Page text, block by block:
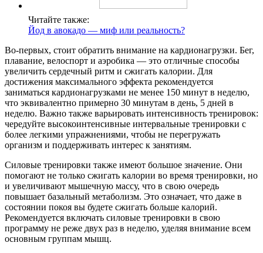
Читайте также:
Йод в авокадо — миф или реальность?
Во-первых, стоит обратить внимание на кардионагрузки. Бег,
плавание, велоспорт и аэробика — это отличные способы
увеличить сердечный ритм и сжигать калории. Для
достижения максимального эффекта рекомендуется
заниматься кардионагрузками не менее 150 минут в неделю,
что эквивалентно примерно 30 минутам в день, 5 дней в
неделю. Важно также варьировать интенсивность тренировок:
чередуйте высокоинтенсивные интервальные тренировки с
более легкими упражнениями, чтобы не перегружать
организм и поддерживать интерес к занятиям.
Силовые тренировки также имеют большое значение. Они
помогают не только сжигать калории во время тренировки, но
и увеличивают мышечную массу, что в свою очередь
повышает базальный метаболизм. Это означает, что даже в
состоянии покоя вы будете сжигать больше калорий.
Рекомендуется включать силовые тренировки в свою
программу не реже двух раз в неделю, уделяя внимание всем
основным группам мышц.